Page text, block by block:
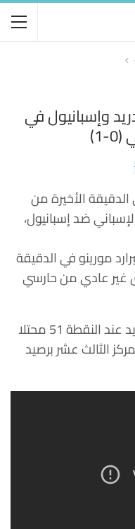
وإسبانيول في
1)
الأخيرة من
من الدوري الإسباني ضد إسبانيول،
مورينو في الدقيقة
غير عادي من حارسي
بهذه النتيجة توقف رصيد ريال مدريد عند النقطة 51 محتلا
الثالث عشر برصيد